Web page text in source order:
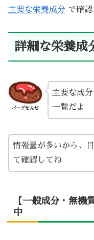
主要な栄養成分 で確認
詳細な栄養成
バーグせんせ
主要な成
一覧だよ
情報量が多いから、
て確認してね
【一般成分・無機
中